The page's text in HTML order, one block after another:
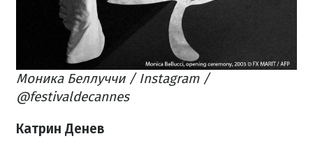
Моника Беллуччи / Instagram /
@festivaldecannes
Катрин Денев